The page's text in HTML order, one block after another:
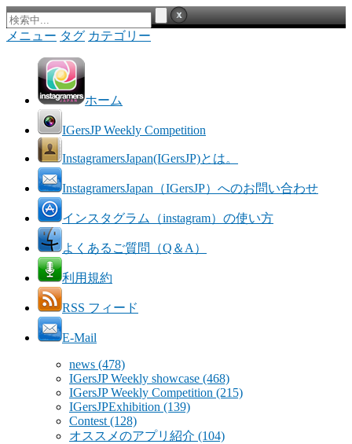
メニュー タグ カテゴリー
ホーム
IGersJP Weekly Competition
InstagramersJapan(IGersJP)とは。
InstagramersJapan（IGersJP）へのお問い合わせ
インスタグラム（instagram）の使い方
よくあるご質問（Q＆A）
利用規約
RSS フィード
E-Mail
news (478)
IGersJP Weekly showcase (468)
IGersJP Weekly Competition (215)
IGersJPExhibition (139)
Contest (128)
オススメのアプリ紹介 (104)